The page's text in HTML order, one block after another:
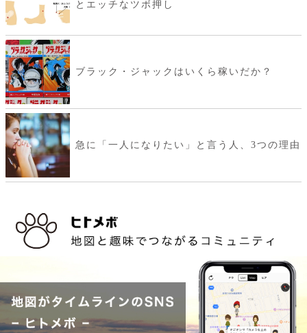
とエッチなツボ押し
ブラック・ジャックはいくら稼いだか？
急に「一人になりたい」と言う人、3つの理由